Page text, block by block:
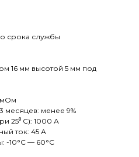
срока службы
16 мм высотой 5 мм под
мОм
месяцев: менее 9%
25⁰ С): 1000 А
ток: 45 А
-10°C — 60°C